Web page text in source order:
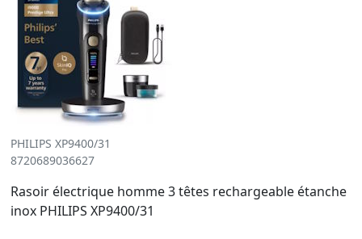
PHILIPS XP9400/31
8720689036627
Rasoir électrique homme 3 têtes rechargeable étanche
inox PHILIPS XP9400/31